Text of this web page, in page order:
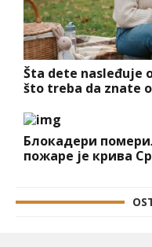
Šta dete nasleđuje
što treba da znate
Блокадери
пожаре је крива